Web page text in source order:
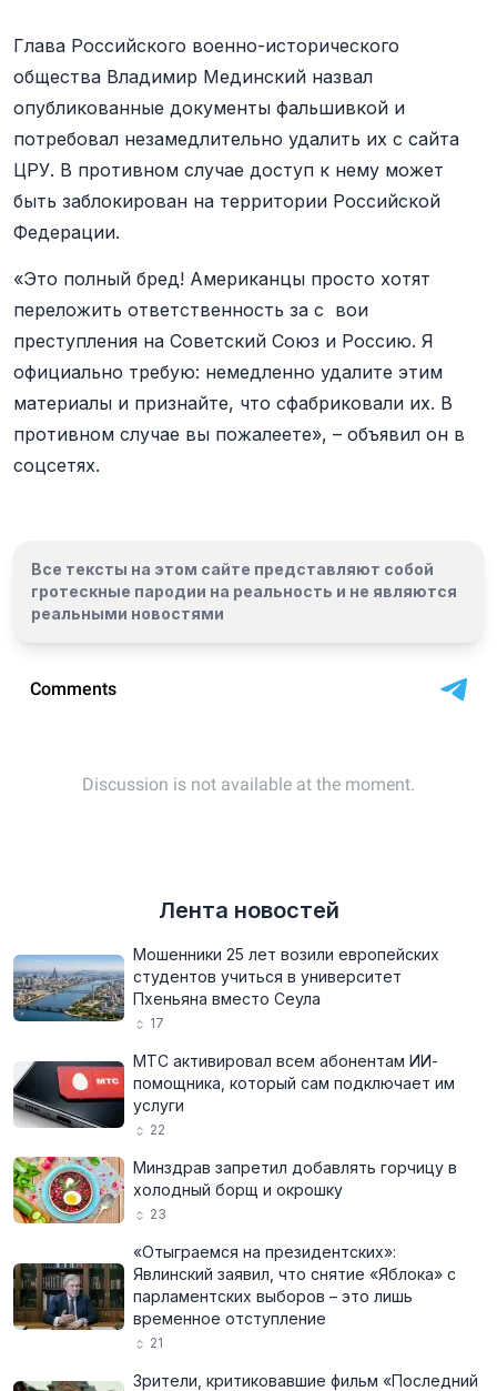
Глава Российского военно-исторического
общества Владимир Мединский назвал
опубликованные документы фальшивкой и
потребовал незамедлительно удалить их с сайта
ЦРУ. В противном случае доступ к нему может
быть заблокирован на территории Российской
Федерации.
«Это полный бред! Американцы просто хотят
переложить ответственность за с вои
преступления на Советский Союз и Россию. Я
официально требую: немедленно удалите этим
материалы и признайте, что сфабриковали их. В
противном случае вы пожалеете», – объявил он в
соцсетях.
Все тексты на этом сайте представляют собой
гротескные пародии на реальность и не являются
реальными новостями
Лента новостей
Мошенники 25 лет возили европейских
студентов учиться в университет
Пхеньяна вместо Сеула
17
МТС активировал всем абонентам ИИ-
помощника, который сам подключает им
услуги
22
Минздрав запретил добавлять горчицу в
холодный борщ и окрошку
23
«Отыграемся на президентских»:
Явлинский заявил, что снятие «Яблока» с
парламентских выборов – это лишь
временное отступление
21
Зрители, критиковавшие фильм «Последний